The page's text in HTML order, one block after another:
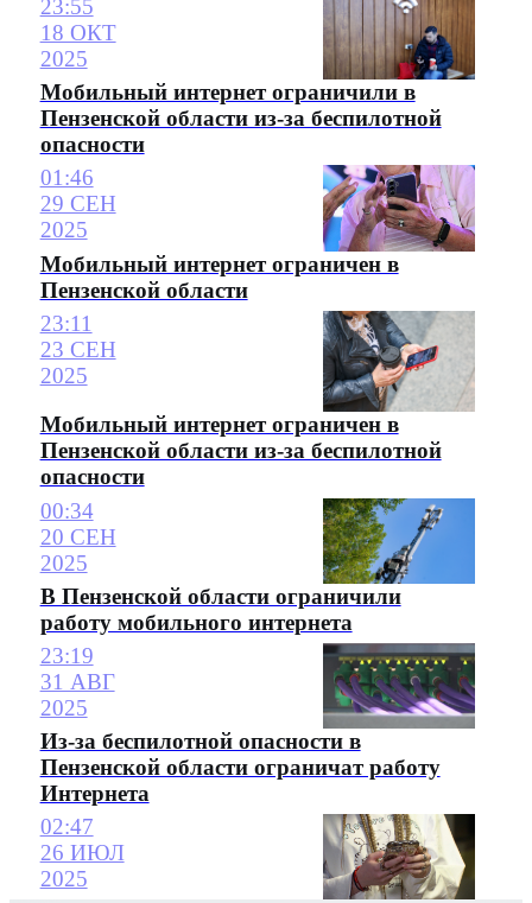
23:55
18 ОКТ
2025
Мобильный интернет ограничили в
Пензенской области из-за беспилотной
опасности
01:46
29 СЕН
2025
Мобильный интернет ограничен в
Пензенской области
23:11
23 СЕН
2025
Мобильный интернет ограничен в
Пензенской области из-за беспилотной
опасности
00:34
20 СЕН
2025
В Пензенской области ограничили
работу мобильного интернета
23:19
31 АВГ
2025
Из-за беспилотной опасности в
Пензенской области ограничат работу
Интернета
02:47
26 ИЮЛ
2025